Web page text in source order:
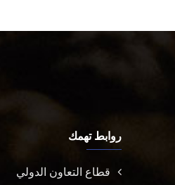
روابط تهمك
قطاع التعاون الدولي